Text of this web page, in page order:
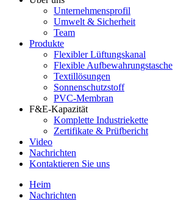
Unternehmensprofil
Umwelt & Sicherheit
Team
Produkte
Flexibler Lüftungskanal
Flexible Aufbewahrungstasche
Textillösungen
Sonnenschutzstoff
PVC-Membran
F&E-Kapazität
Komplette Industriekette
Zertifikate & Prüfbericht
Video
Nachrichten
Kontaktieren Sie uns
Heim
Nachrichten